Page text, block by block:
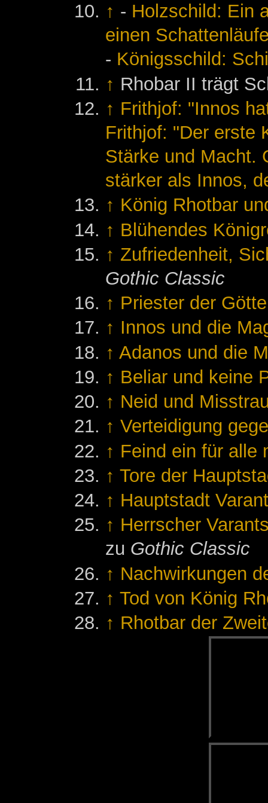
↑ - Holzschild: Ein
einen
- Königsschild:
↑ Rhobar II trägt
↑ Frithjof: "Innos
Frithjof: "Der erste
Stärke und Macht.
stärker als Innos,
↑ König Rhotbar
↑ Blühendes
↑ Zufriedenheit,
Gothic Classic
↑ Priester der
↑ Innos und die
↑ Adanos und die
↑ Beliar und keine
↑ Neid und
↑ Verteidigung
↑ Feind ein für alle
↑ Tore der
↑ Hauptstadt
↑ Herrscher
zu Gothic Classic
↑ Nachwirkungen
↑ Tod von König
↑ Rhotbar der